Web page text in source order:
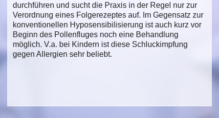
durchführen und sucht die Praxis in der Regel nur zur
Verordnung eines Folgerezeptes auf. Im Gegensatz zur
konventionellen Hyposensibilisierung ist auch kurz vor
Beginn des Pollenfluges noch eine Behandlung
möglich. V.a. bei Kindern ist diese Schluckimpfung
gegen Allergien sehr beliebt.